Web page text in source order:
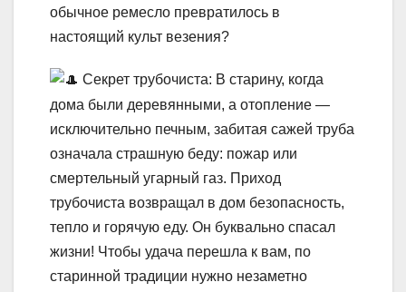
обычное ремесло превратилось в
настоящий культ везения?
Секрет трубочиста: В старину, когда
дома были деревянными, а отопление —
исключительно печным, забитая сажей труба
означала страшную беду: пожар или
смертельный угарный газ. Приход
трубочиста возвращал в дом безопасность,
тепло и горячую еду. Он буквально спасал
жизни! Чтобы удача перешла к вам, по
старинной традиции нужно незаметно